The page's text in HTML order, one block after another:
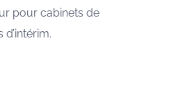
pour cabinets de